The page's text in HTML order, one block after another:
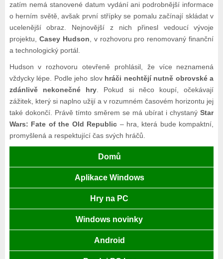
zatím nemá stanovené datum vydání ani podrobnější informace
o herním světě, avšak první střípky se pomalu začínají skládat v
ucelenější obraz. Nejnovější z nich přinesl vedoucí vývoje
projektu, Casey Hudson , v rozhovoru pro renomovaný finanční
a technologický portál.
Hudson v rozhovoru otevřeně prohlásil, že více neznamená
vždycky lépe. Podle jeho slov hráči nechtějí nutně obrovské a
zdánlivě nekonečné hry . Pokud si něco koupí, očekávají
zážitek, který si naplno užijí a v rozumném časovém horizontu jej
také dokončí. Právě tímto směrem se má ubírat i chystanýStar
Wars: Fate of the Old Republic – hra, která bude kompaktní,
promyšlená a respektující čas svých hráčů.
Domů
Aplikace Windows
Hry na PC
Windows novinky
Android